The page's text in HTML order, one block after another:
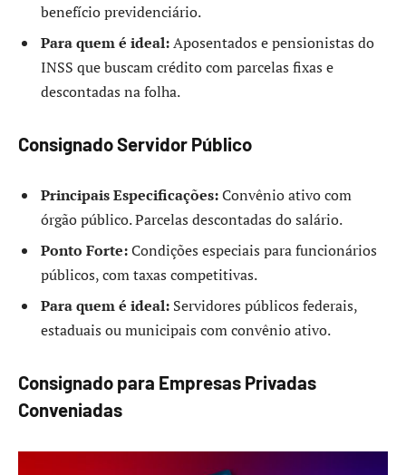
benefício previdenciário.
Para quem é ideal:Aposentados e pensionistas do
INSS que buscam crédito com parcelas fixas e
descontadas na folha.
Consignado Servidor Público
Principais Especificações:Convênio ativo com
órgão público. Parcelas descontadas do salário.
Ponto Forte:Condições especiais para funcionários
públicos, com taxas competitivas.
Para quem é ideal: Servidores públicos federais,
estaduais ou municipais com convênio ativo.
Consignado para Empresas Privadas
Conveniadas